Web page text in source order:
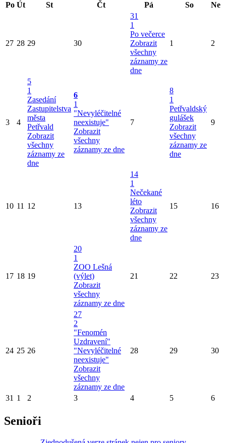
Po Út St Čt Pá So Ne
27 28 29 30
31
1
Po večerce
Zobrazit
všechny
záznamy ze
dne
1 2
3 4
5
1
Zasedání
Zastupitelstva
města
Petřvald
Zobrazit
všechny
záznamy ze
dne
6
1
"Nevyléčitelné
neexistuje"
Zobrazit
všechny
záznamy ze dne
7
8
1
Petřvaldský
gulášek
Zobrazit
všechny
záznamy ze
dne
9
10 11 12 13
14
1
Nečekané
léto
Zobrazit
všechny
záznamy ze
dne
15 16
17 18 19
20
1
ZOO Lešná
(výlet)
Zobrazit
všechny
záznamy ze dne
21 22 23
24 25 26
27
2
"Fenomén
Uzdravení"
"Nevyléčitelné
neexistuje"
Zobrazit
všechny
záznamy ze dne
28 29 30
31 1 2 3 4 5 6
Senioři